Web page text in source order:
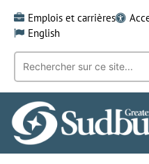
content
Emplois et carrières
English
Recherche
mot-
clé: